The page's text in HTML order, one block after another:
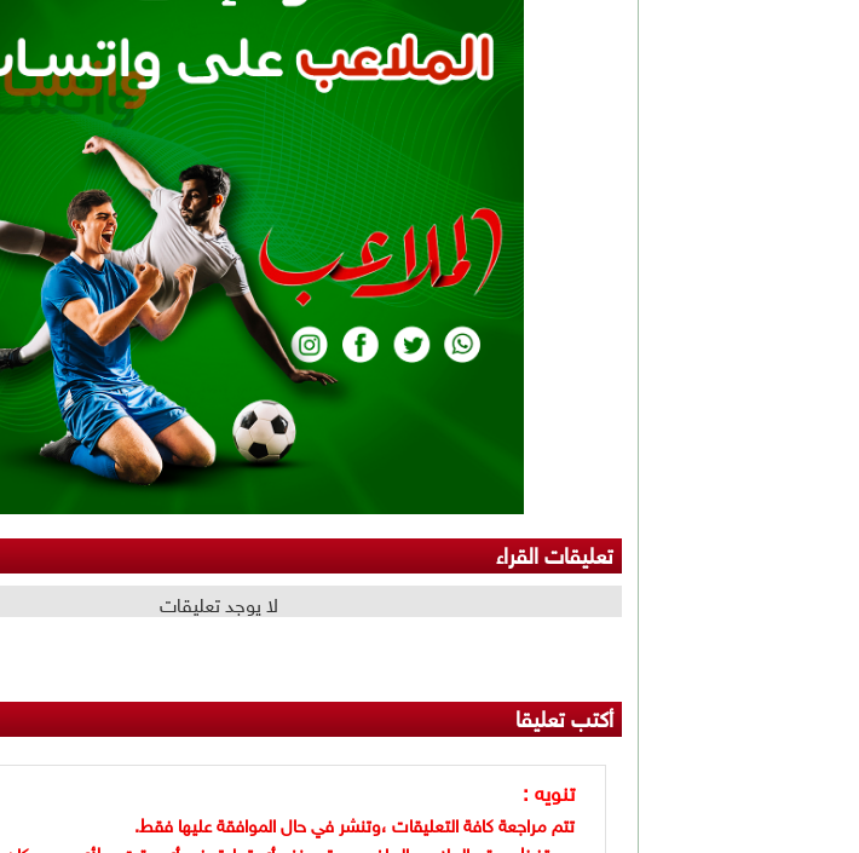
تعليقات القراء
لا يوجد تعليقات
أكتب تعليقا
تنويه :
تتم مراجعة كافة التعليقات ،وتنشر في حال الموافقة عليها فقط.